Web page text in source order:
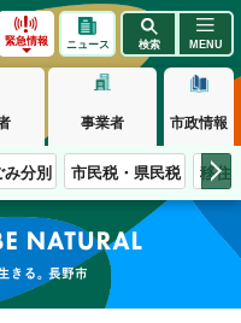
緊急情報 ニュース 検索 MENU
事業者 市政情報
み分別 市民税・県民税 移住
きる。長野市